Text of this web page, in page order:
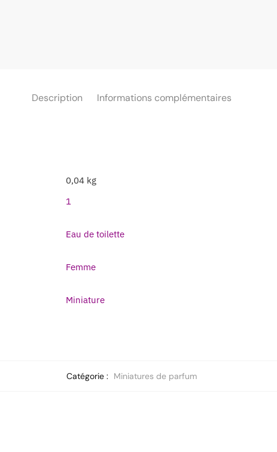
Description Informations complémentaires
0,04 kg
1
Eau de toilette
Femme
Miniature
Catégorie : Miniatures de parfum